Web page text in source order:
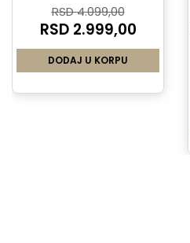
RSD 4.099,00
RSD 2.999,00
DODAJ U KORPU